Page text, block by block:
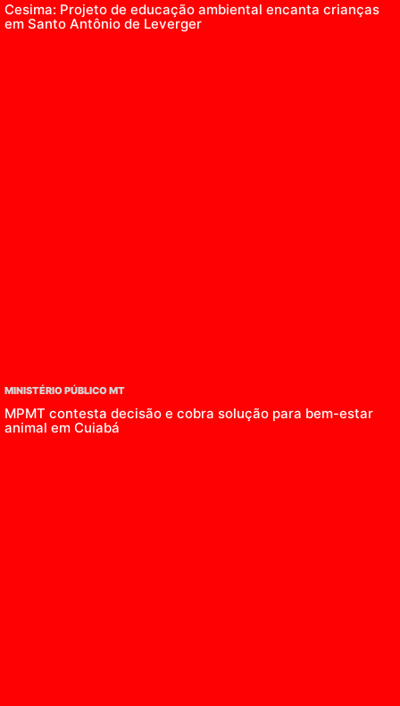
Cesima: Projeto de educação ambiental encanta crianças
em Santo Antônio de Leverger
MINISTÉRIO PÚBLICO MT
MPMT contesta decisão e cobra solução para bem-estar
animal em Cuiabá